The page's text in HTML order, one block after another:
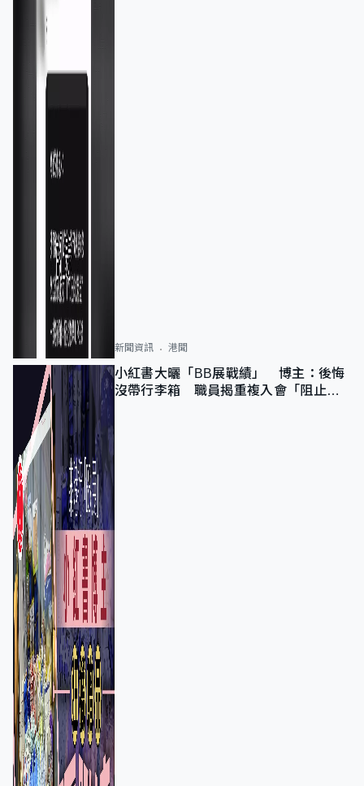
新聞資訊 港聞
小紅書大曬「BB展戰績」 博主：後悔
沒帶行李箱 職員揭重複入會「阻止唔